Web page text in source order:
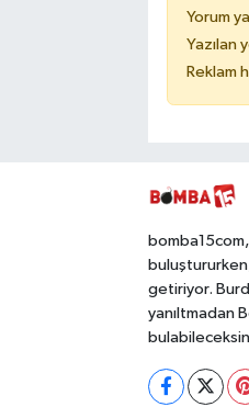
Yorum
Yazılan
Reklam
getiriyor.
yanıltmadan